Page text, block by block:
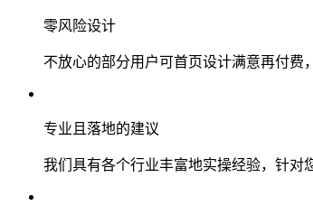
零风险设计
不放心的部分用户可首页设计满意再付费
专业且落地的建议
我们具有各个行业丰富地实操经验，针对